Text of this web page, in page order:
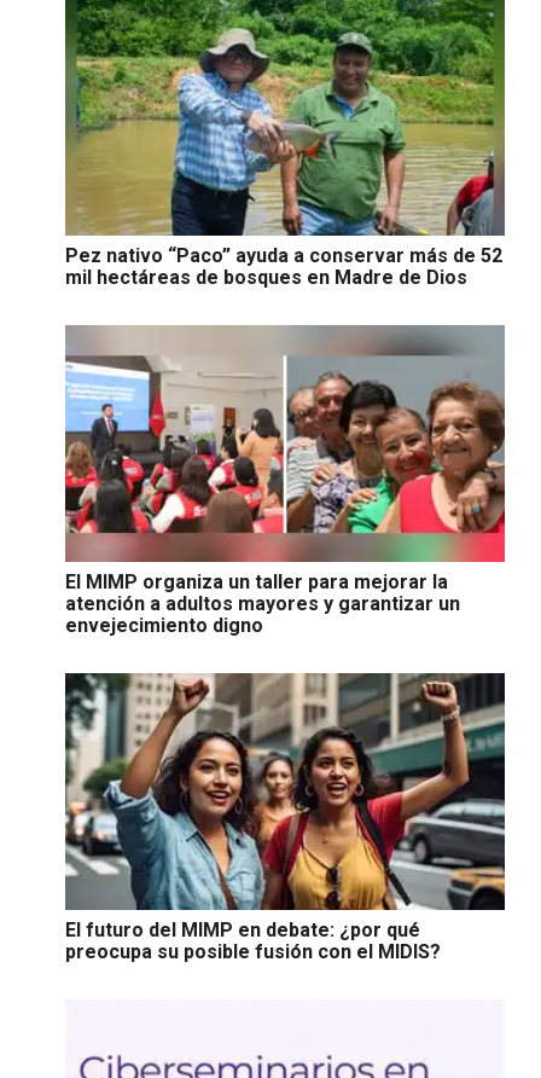
Pez nativo “Paco” ayuda a conservar más de 52
mil hectáreas de bosques en Madre de Dios
El MIMP organiza un taller para mejorar la
atención a adultos mayores y garantizar un
envejecimiento digno
El futuro del MIMP en debate: ¿por qué
preocupa su posible fusión con el MIDIS?